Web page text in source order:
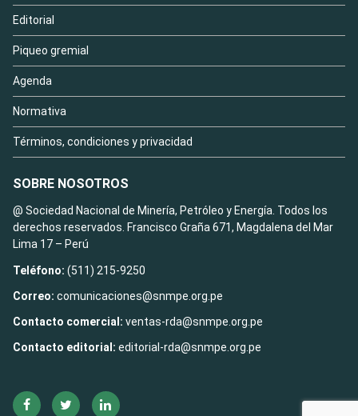
Editorial
Piqueo gremial
Agenda
Normativa
Términos, condiciones y privacidad
SOBRE NOSOTROS
@ Sociedad Nacional de Minería, Petróleo y Energía. Todos los
derechos reservados. Francisco Graña 671, Magdalena del Mar
Lima 17 – Perú
Teléfono: (511) 215-9250
Correo: comunicaciones@snmpe.org.pe
Contacto comercial: ventas-rda@snmpe.org.pe
Contacto editorial: editorial-rda@snmpe.org.pe